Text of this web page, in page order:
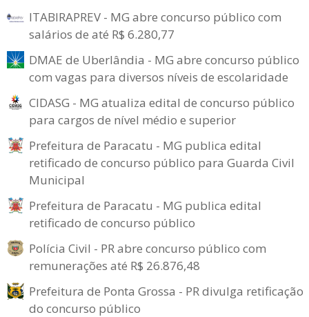
ITABIRAPREV - MG abre concurso público com
salários de até R$ 6.280,77
DMAE de Uberlândia - MG abre concurso público
com vagas para diversos níveis de escolaridade
CIDASG - MG atualiza edital de concurso público
para cargos de nível médio e superior
Prefeitura de Paracatu - MG publica edital
retificado de concurso público para Guarda Civil
Municipal
Prefeitura de Paracatu - MG publica edital
retificado de concurso público
Polícia Civil - PR abre concurso público com
remunerações até R$ 26.876,48
Prefeitura de Ponta Grossa - PR divulga retificação
do concurso público